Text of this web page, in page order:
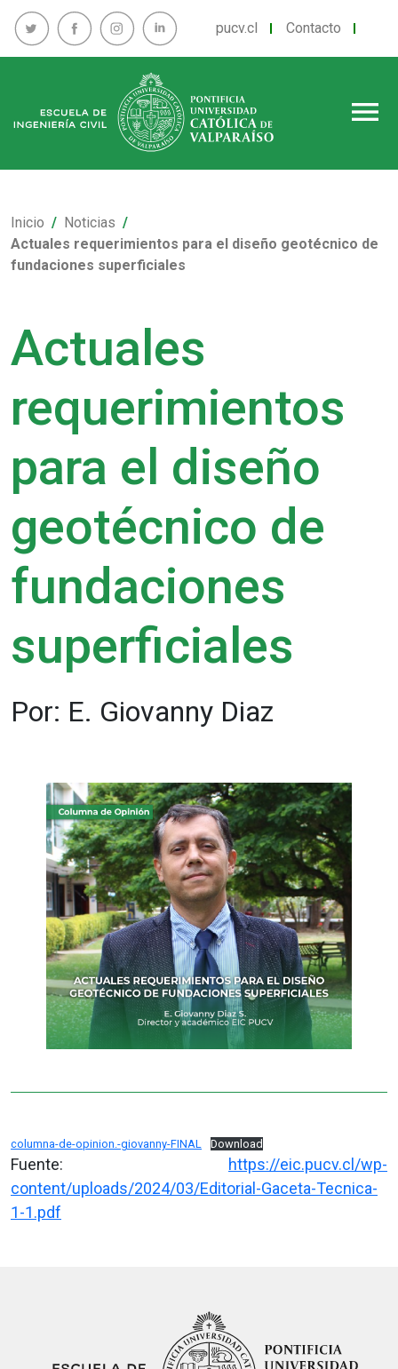
pucv.cl Contacto
menu
Inicio
Noticias
Actuales requerimientos para el diseño geotécnico de
fundaciones superficiales
Actuales
requerimientos
para el diseño
geotécnico de
fundaciones
superficiales
Por: E. Giovanny Diaz
columna-de-opinion.-giovanny-FINAL Download
Fuente: https://eic.pucv.cl/wp-
content/uploads/2024/03/Editorial-Gaceta-Tecnica-
1-1.pdf